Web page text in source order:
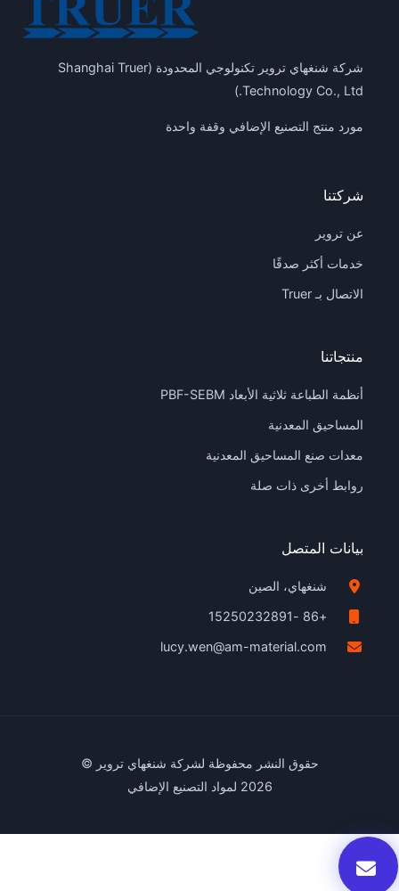
شركة شنغهاي تروير تكنولوجي المحدودة (Shanghai Truer
Technology Co., Ltd.)
مورد منتج التصنيع الإضافي وقفة واحدة
شركتنا
عن تروير
خدمات أكثر صدقًا
الاتصال بـ Truer
منتجاتنا
أنظمة الطباعة ثلاثية الأبعاد PBF-SEBM
المساحيق المعدنية
معدات صنع المساحيق المعدنية
روابط أخرى ذات صلة
بيانات المتصل
شنغهاي، الصين
+86 -15250232891
lucy.wen@am-material.com
حقوق النشر محفوظة لشركة شنغهاي تروير ©
2026 لمواد التصنيع الإضافي